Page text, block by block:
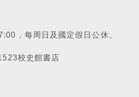
，每周日及國定假日公休。
校史館書店